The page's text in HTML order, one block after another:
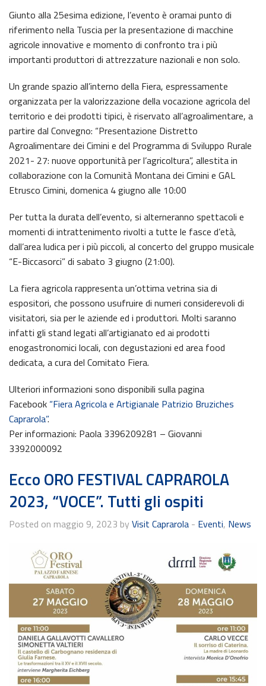
Giunto alla 25esima edizione, l’evento è oramai punto di
riferimento nella Tuscia per la presentazione di macchine
agricole innovative e momento di confronto tra i più
importanti produttori di attrezzature nazionali e non solo.
Un grande spazio all’interno della Fiera, espressamente
organizzata per la valorizzazione della vocazione agricola del
territorio e dei prodotti tipici, è riservato all’agroalimentare, a
partire dal Convegno: “Presentazione Distretto
Agroalimentare dei Cimini e del Programma di Sviluppo Rurale
2021- 27: nuove opportunità per l’agricoltura”, allestita in
collaborazione con la Comunità Montana dei Cimini e GAL
Etrusco Cimini, domenica 4 giugno alle 10:00
Per tutta la durata dell’evento, si alterneranno spettacoli e
momenti di intrattenimento rivolti a tutte le fasce d’età,
dall’area ludica per i più piccoli, al concerto del gruppo musicale
“E-Biccasorci” di sabato 3 giugno (21:00).
La fiera agricola rappresenta un’ottima vetrina sia di
espositori, che possono usufruire di numeri considerevoli di
visitatori, sia per le aziende ed i produttori. Molti saranno
infatti gli stand legati all’artigianato ed ai prodotti
enogastronomici locali, con degustazioni ed area food
dedicata, a cura del Comitato Fiera.
Ulteriori informazioni sono disponibili sulla pagina
Facebook “Fiera Agricola e Artigianale Patrizio Bruziches
Caprarola”.
Per informazioni: Paola 3396209281 – Giovanni
3392000092
Ecco ORO FESTIVAL CAPRAROLA
2023, “VOCE”. Tutti gli ospiti
Posted on maggio 9, 2023 by Visit Caprarola - Eventi, News